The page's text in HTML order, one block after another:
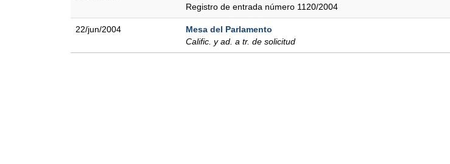
Registro de entrada número 1120/2004
22/jun/2004
Mesa del Parlamento
Calific. y ad. a tr. de solicitud